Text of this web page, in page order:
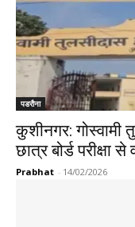
पडरौना
कुशीनगर:
छात्र बोर्ड परीक्षा
Prabhat - 14/02/2026